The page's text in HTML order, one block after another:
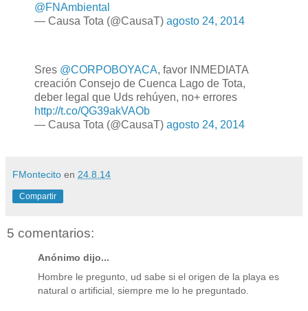
@FNAmbiental
— Causa Tota (@CausaT) agosto 24, 2014
Sres @CORPOBOYACA, favor INMEDIATA
creación Consejo de Cuenca Lago de Tota,
deber legal que Uds rehúyen, no+ errores
http://t.co/QG39akVAOb
— Causa Tota (@CausaT) agosto 24, 2014
FMontecito en 24.8.14
Compartir
5 comentarios:
Anónimo dijo...
Hombre le pregunto, ud sabe si el origen de la playa es
natural o artificial, siempre me lo he preguntado.